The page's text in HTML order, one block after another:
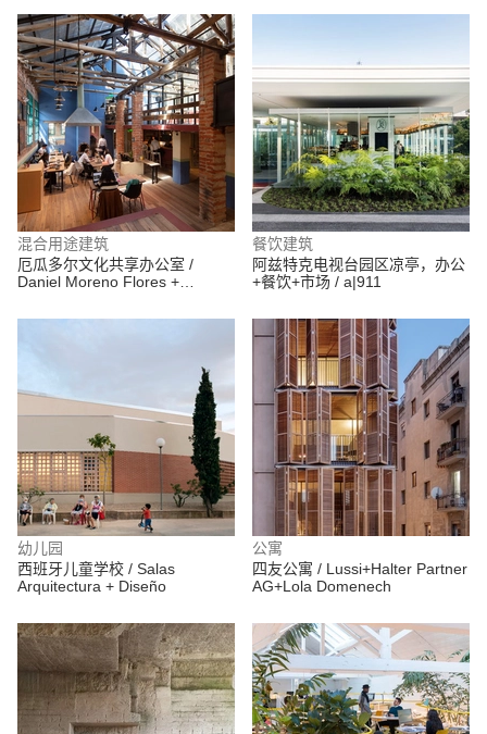
混合用途建筑
厄瓜多尔文化共享办公室 /
Daniel Moreno Flores +
餐饮建筑
阿兹特克电视台园区凉亭，办公
+餐饮+市场 / a|911
幼儿园
西班牙儿童学校 / Salas
Arquitectura + Diseño
公寓
四友公寓 / Lussi+Halter Partner
AG+Lola Domenech